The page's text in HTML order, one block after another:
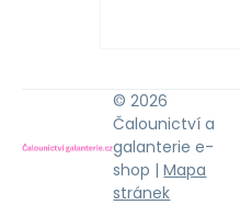
© 2026
Čalounictví a
galanterie e-
shop |Mapa
stránek